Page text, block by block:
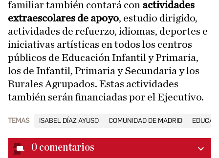
familiar también contará con actividades
extraescolares de apoyo, estudio dirigido,
actividades de refuerzo, idiomas, deportes e
iniciativas artísticas en todos los centros
públicos de Educación Infantil y Primaria,
los de Infantil, Primaria y Secundaria y los
Rurales Agrupados. Estas actividades
también serán financiadas por el Ejecutivo.
TEMAS ISABEL DÍAZ AYUSO COMUNIDAD DE MADRID
0 comentarios